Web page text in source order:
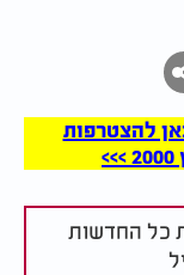
להצטרפות
כל החדשות